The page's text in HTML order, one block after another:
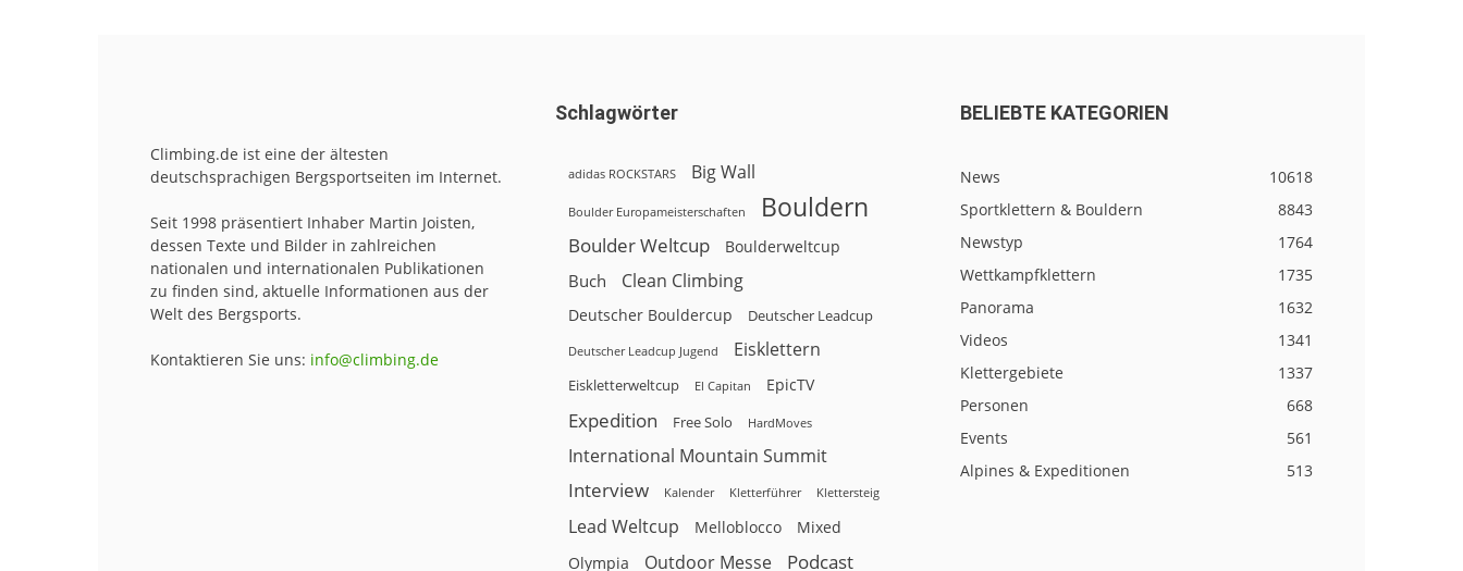
Climbing.de ist eine der ältesten
deutschsprachigen Bergsportseiten im Internet.
Seit 1998 präsentiert Inhaber Martin Joisten,
dessen Texte und Bilder in zahlreichen
nationalen und internationalen Publikationen
zu finden sind, aktuelle Informationen aus der
Welt des Bergsports.
Kontaktieren Sie uns: info@climbing.de
Schlagwörter
adidas ROCKSTARS Big Wall
Boulder Europameisterschaften Bouldern
Boulder Weltcup Boulderweltcup
Buch Clean Climbing
Deutscher Bouldercup Deutscher Leadcup
Deutscher Leadcup Jugend Eisklettern
Eiskletterweltcup El Capitan EpicTV
Expedition Free Solo HardMoves
International Mountain Summit
Interview Kalender Kletterführer Klettersteig
Lead Weltcup Melloblocco Mixed
Olympia Outdoor Messe Podcast
BELIEBTE KATEGORIEN
News
10618
Sportklettern & Bouldern
8843
Newstyp
1764
Wettkampfklettern
1735
Panorama
1632
Videos
1341
Klettergebiete
1337
Personen
668
Events
561
Alpines & Expeditionen
513